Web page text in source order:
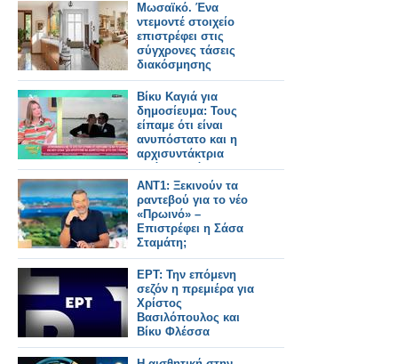
Μωσαϊκό. Ένα
ντεμοντέ στοιχείο
επιστρέφει στις
σύγχρονες τάσεις
διακόσμησης
Βίκυ Καγιά για
δημοσίευμα: Τους
είπαμε ότι είναι
ανυπόστατο και η
αρχισυντάκτρια
απάντησε ότι δεν
μπορεί να διαψεύσει
τον εαυτό της
ΑΝΤ1: Ξεκινούν τα
ραντεβού για το νέο
«Πρωινό» –
Επιστρέφει η Σάσα
Σταμάτη;
ΕΡΤ: Την επόμενη
σεζόν η πρεμιέρα για
Χρίστος
Βασιλόπουλος και
Βίκυ Φλέσσα